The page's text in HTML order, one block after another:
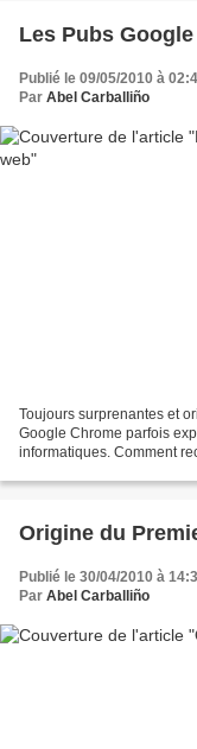
Les Pubs
Publié le 09/05/2010 à
Par Abel Carballiño
Toujours surprenantes et
Google Chrome parfois
informatiques. Comment
Origine du
Publié le 30/04/2010 à
Par Abel Carballiño